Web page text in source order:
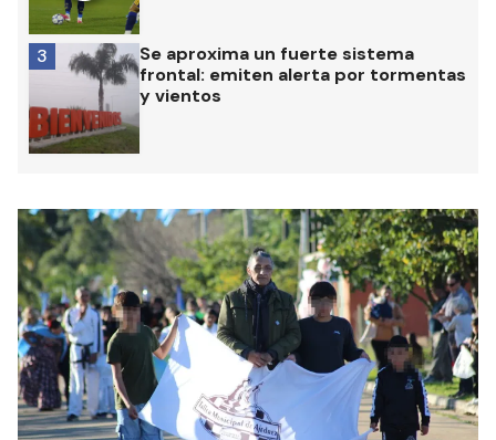
Se aproxima un fuerte sistema
frontal: emiten alerta por tormentas
y vientos
3